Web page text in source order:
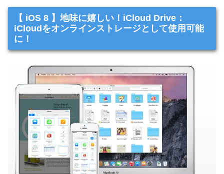
【 iOS 8 】地味に嬉しい！iCloud Drive：
iCloudをオンラインストレージとして使用可能
に！